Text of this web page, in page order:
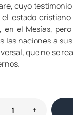
cuyo
estado cristiano
en el Mesías,
las naciones a
que no se